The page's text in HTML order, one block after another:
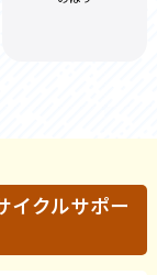
イクルサポー